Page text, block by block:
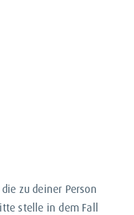
zu deiner Person
stelle in dem Fall